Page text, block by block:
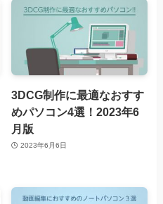
3DCG制作に最適なおすす
めパソコン4選！2023年6
月版
2023年6月6日